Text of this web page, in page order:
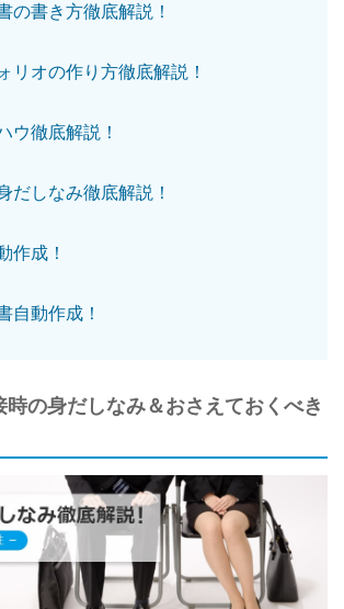
の書き方徹底解説！
リオの作り方徹底解説！
ウ徹底解説！
だしなみ徹底解説！
作成！
自動作成！
時の身だしなみ＆おさえておくべき